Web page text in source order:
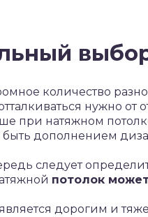
количество
нужно от
при натяжном
быть дополнением
следует
потолок
дорогим и